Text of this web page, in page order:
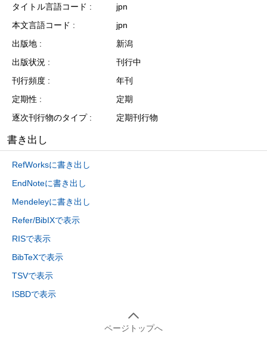
タイトル言語コード
jpn
本文言語コード
jpn
出版地
新潟
出版状況
刊行中
刊行頻度
年刊
定期性
定期
逐次刊行物のタイプ
定期刊行物
書き出し
RefWorksに書き出し
EndNoteに書き出し
Mendeleyに書き出し
Refer/BibIXで表示
RISで表示
BibTeXで表示
TSVで表示
ISBDで表示
ページトップへ